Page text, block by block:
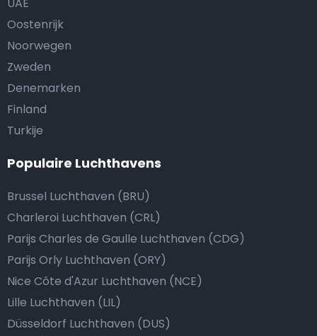
Oostenrijk
Noorwegen
Zweden
Denemarken
Finland
Turkije
Populaire Luchthavens
Brussel Luchthaven (BRU)
Charleroi Luchthaven (CRL)
Parijs Charles de Gaulle Luchthaven (CDG)
Parijs Orly Luchthaven (ORY)
Nice Côte d'Azur Luchthaven (NCE)
Lille Luchthaven (LIL)
Düsseldorf Luchthaven (DUS)